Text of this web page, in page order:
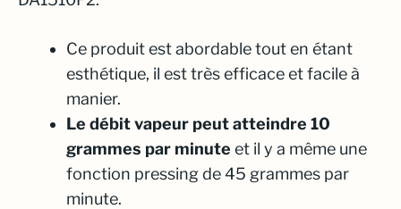
Ce produit est abordable tout en étant
esthétique, il est très efficace et facile à
manier.
Le débit vapeur peut atteindre 10
grammes par minute et il y a même une
fonction pressing de 45 grammes par
minute.